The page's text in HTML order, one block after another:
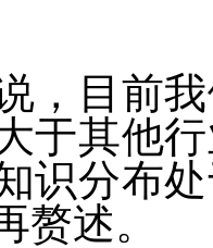
，目前
于其他
识分布
赘述。